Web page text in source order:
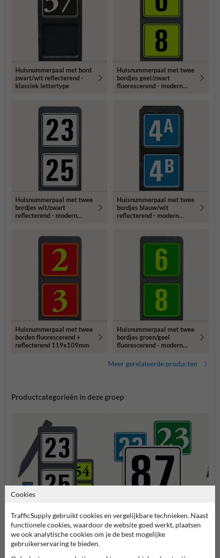
Huisnummerpaal met bord
zwart/wit reflecterend -
klassiek lettertype
Huisnummerpaal met twee
bordjes geel/zwart
fluorescerend - modern
Huisnummerpaal met twee
bordjes wit/zwart
reflecterend - modern
Huisnummerpaal met twee
bordjes blauw/wit
reflecterend - modern
Huisnummerpaal met twee
borden fluorescerend +
reflecterend 119x109mm
Huisnummerpaal met twee
bordjes groen/geel
fluorescerend - modern
Meer gerelateerde producten
Productcategorieën in deze groep
Huisnummerpaal met twee
nummers
Huisnummerbordjes
Cookies
TrafficSupply gebruikt cookies en vergelijkbare technieken. Naast
functionele cookies, waardoor de website goed werkt, plaatsen
we ook analytische cookies om je de best mogelijke
gebruikerservaring te bieden.